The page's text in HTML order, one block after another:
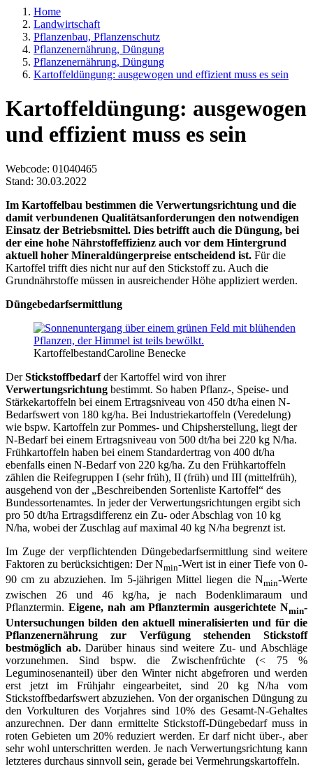
Home
Landwirtschaft
Pflanzenbau, Pflanzenschutz
Pflanzenernährung, Düngung
Pflanzenernährung, Düngung
Kartoffeldüngung: ausgewogen und effizient muss es sein
Kartoffeldüngung: ausgewogen
und effizient muss es sein
Webcode: 01040465
Stand: 30.03.2022
Im Kartoffelbau bestimmen die Verwertungsrichtung und die
damit verbundenen Qualitätsanforderungen den notwendigen
Einsatz der Betriebsmittel. Dies betrifft auch die Düngung, bei
der eine hohe Nährstoffeffizienz auch vor dem Hintergrund
aktuell hoher Mineraldüngerpreise entscheidend ist. Für die
Kartoffel trifft dies nicht nur auf den Stickstoff zu. Auch die
Grundnährstoffe müssen in ausreichender Höhe appliziert werden.
Düngebedarfsermittlung
KartoffelbestandCaroline Benecke
DerStickstoffbedarfder Kartoffel wird von ihrer
Verwertungsrichtung bestimmt. So haben Pflanz-, Speise- und
Stärkekartoffeln bei einem Ertragsniveau von 450 dt/ha einen N-
Bedarfswert von 180 kg/ha. Bei Industriekartoffeln (Veredelung)
wie bspw. Kartoffeln zur Pommes- und Chipsherstellung, liegt der
N-Bedarf bei einem Ertragsniveau von 500 dt/ha bei 220 kg N/ha.
Frühkartoffeln haben bei einem Standardertrag von 400 dt/ha
ebenfalls einen N-Bedarf von 220 kg/ha. Zu den Frühkartoffeln
zählen die Reifegruppen I (sehr früh), II (früh) und III (mittelfrüh),
ausgehend von der „Beschreibenden Sortenliste Kartoffel“ des
Bundessortenamtes. In jeder der Verwertungsrichtungen ergibt sich
pro 50 dt/ha Ertragsdifferenz ein Zu- oder Abschlag von 10 kg
N/ha, wobei der Zuschlag auf maximal 40 kg N/ha begrenzt ist.
Im Zuge der verpflichtenden Düngebedarfsermittlung sind weitere
Faktoren zu berücksichtigen: Der Nmin-Wert ist in einer Tiefe von 0-
90 cm zu abzuziehen. Im 5-jährigen Mittel liegen die Nmin-Werte
zwischen 26 und 46 kg/ha, je nach Bodenklimaraum und
Pflanztermin. Eigene, nah am Pflanztermin ausgerichtete Nmin-
Untersuchungen bilden den aktuell mineralisierten und für die
Pflanzenernährung zur Verfügung stehenden Stickstoff
bestmöglich ab.Darüber hinaus sind weitere Zu- und Abschläge
vorzunehmen. Sind bspw. die Zwischenfrüchte (< 75 %
Leguminosenanteil) über den Winter nicht abgefroren und werden
erst jetzt im Frühjahr eingearbeitet, sind 20 kg N/ha vom
Stickstoffbedarfswert abzuziehen. Von der organischen Düngung zu
den Vorkulturen des Vorjahres sind 10% des Gesamt-N-Gehaltes
anzurechnen. Der dann ermittelte Stickstoff-Düngebedarf muss in
roten Gebieten um 20% reduziert werden. Er darf nicht über-, aber
sehr wohl unterschritten werden. Je nach Verwertungsrichtung kann
letzteres durchaus sinnvoll sein, gerade bei Vermehrungskartoffeln.